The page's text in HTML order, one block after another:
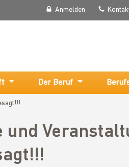
Anmelden
Der Beruf
und